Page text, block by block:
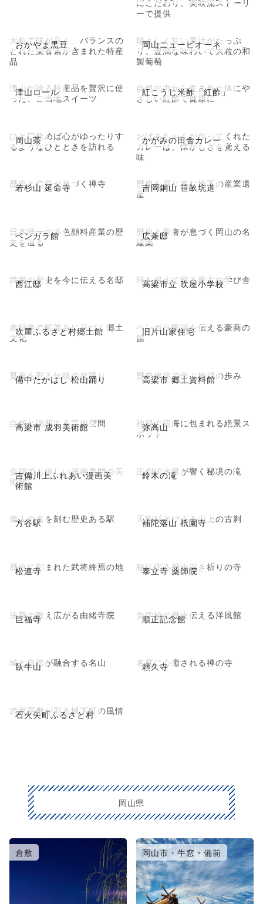
ーで提供
おかやま黒豆
大粒で味が良く、バランスの
とれた栄養素が含まれた特産
品
岡山ニューピオーネ
瑞々しく甘い果汁がたっぷ
り。豊潤な味わいで大粒の和
製葡萄
津山ロール
津山が誇る特産品を贅沢に使
った、ご当地スイーツ
紅こうじ米酢「紅酢」
自然の力から生まれた体にや
さしい紅酢で健康に
岡山茶
ひと口飲めば心がゆったりす
るようなひとときを訪れる
かがみの田舎カレー
おばあちゃんが作ってくれた
カレーは、懐かしさを覚える
味
若杉山 延命寺
歴史と信仰が息づく禅寺 吉岡銅山 笹畝坑道
歴史を掘り進む地下の産業遺
産
ベンガラ館
日本唯一の赤色顔料産業の歴
史を辿る
広兼邸
歴史と豪奢が息づく岡山の名
建築
西江邸
武家の歴史を今に伝える名邸 高梁市立 吹屋小学校
時を超えて蘇る最古の学び舎
吹屋ふるさと村郷土館
赤銅色の町並みに息づく郷土
文化
旧片山家住宅
ベンガラ繁栄を伝える豪商の
館
備中たかはし 松山踊り
夏夜を彩る伝統の盆踊り 高梁市 郷土資料館
歴史建築で学ぶ地域の歩み
高梁市 成羽美術館
自然と調和する芸術空間 弥高山
神秘の雲海に包まれる絶景ス
ポット
吉備川上ふれあい漫画美
術館
全国でも珍しい漫画専門の美
術館
鈴木の滝
圧倒的水量が響く秘境の滝
方谷駅
偉人の名を刻む歴史ある駅 補陀落山 祇園寺
天狗杉そびえる山上の古刹
松連寺
歴史に刻まれた武将終焉の地 泰立寺 薬師院
秘仏守る歴史深き祈りの寺
巨福寺
法華の教え広がる由緒寺院 順正記念館
女学校の歴史伝える洋風館
臥牛山
城と自然が融合する名山 頼久寺
名庭に心癒される禅の寺
石火矢町ふるさと村
武家屋敷が彩る城下町の風情
岡山県
倉敷 岡山市・牛窓・備前